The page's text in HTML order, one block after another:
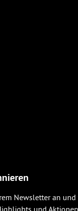
Newsletter an und
und Aktionen.